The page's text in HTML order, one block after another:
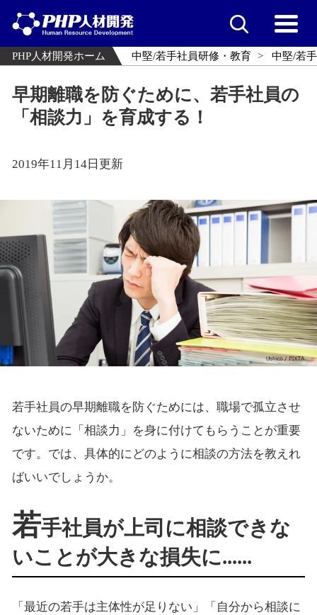
PHP人材開発ホーム 中堅/若手社員研修・教育 中堅/若
早期離職を防ぐために、若手社員の
「相談力」を育成する！
2019年11月14日更新
若手社員の早期離職を防ぐためには、職場で孤立させ
ないために「相談力」を身に付けてもらうことが重要
です。では、具体的にどのように相談の方法を教えれ
ばいいでしょうか。
若手社員が上司に相談できな
いことが大きな損失に......
「最近の若手は主体性が足りない」「自分から相談に